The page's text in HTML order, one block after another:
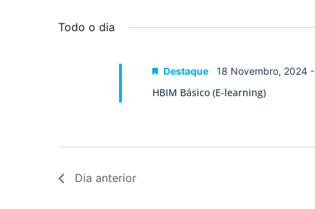
visualização
Eventos
data.
Todo o dia
HBIM Básico (E-learning)
Destaque 18 Novembro, 2024-
Dia anterior